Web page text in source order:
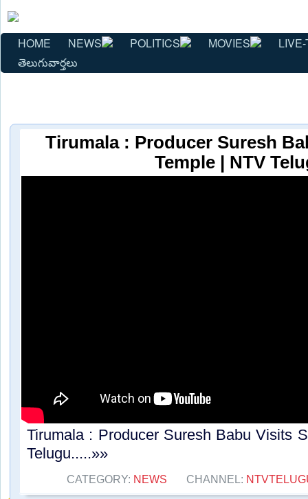
HOME NEWS POLITICS MOVIES
తెలుగువార్తలు
Tirumala : Producer Suresh
Temple | NTV
Tirumala : Producer Suresh Babu Visits
Telugu.....»»
CATEGORY: NEWS CHANNEL: